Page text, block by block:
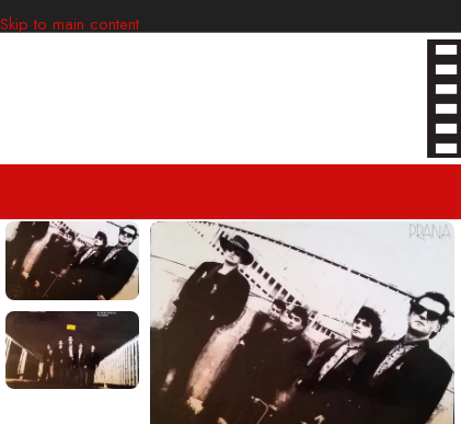
Skip to main content